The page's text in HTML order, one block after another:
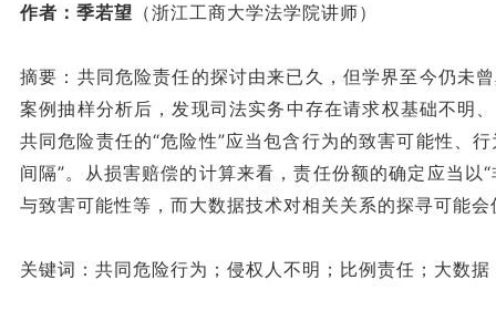
作者：季若望 （浙江工商大学法学院讲师）
摘要：共同危险责任的探讨由来已久，但学界至今仍未
案例抽样分析后，发现司法实务中存在请求权基础不明
共同危险责任的“危险性”应当包含行为的致害可能性、
间隔”。从损害赔偿的计算来看，责任份额的确定应当
与致害可能性等，而大数据技术对相关关系的探寻可能
关键词：共同危险行为；侵权人不明；比例责任；大数据